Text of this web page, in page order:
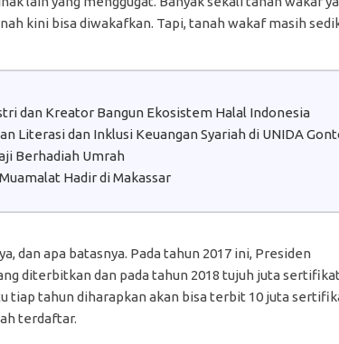
kini bisa diwakafkan. Tapi, tanah wakaf masih
dan Kreator Bangun Ekosistem Halal Indonesia
Literasi dan Inklusi Keuangan Syariah di UNIDA
Berhadiah Umrah
Hadir di Makassar
dan apa batasnya. Pada tahun 2017 ini, Presiden
diterbitkan dan pada tahun 2018 tujuh juta
tiap tahun diharapkan akan bisa terbit 10 juta
terdaftar.